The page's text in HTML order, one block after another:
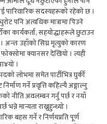
पारिवारिक सदस्यहरूको रहेको छ ।
पनि अत्यधिक मात्रामा पिउने
कार्यकर्ता, सहयोद्धाहरूले छुटाउन
उहाँको सिघ्र मृत्युको कारण
क्यानसर देखियो । त्यही
।
लोभमा समेत पार्टीभित्र घुर्की
गर्ने प्रवृत्ति कहिल्यै अङ्गाल्नु
नीति अवलम्बन गर्नु पर्छ र नयाँ
मान्यता राख्नुहुन्थ्यो ।
बहस गर्ने र निर्णयप्रति पूर्ण